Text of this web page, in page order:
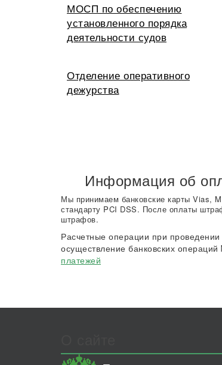
МОСП по обеспечению
установленного порядка
деятельности судов
Отделение оперативного
дежурства
Информация об
Мы принимаем банковские карты Vias,
стандарту PCI DSS. После оплаты
штрафов.
Расчетные операции при
осуществление банковских
платежей